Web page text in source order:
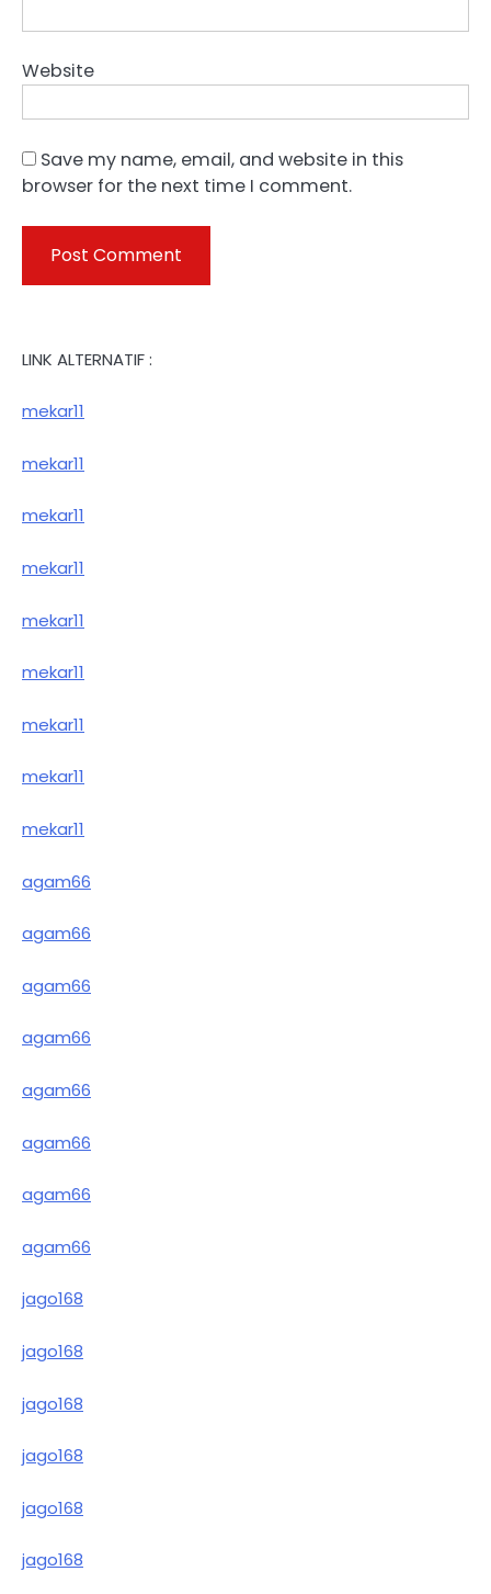
Website
Save my name, email, and website in this
browser for the next time I comment.
LINK ALTERNATIF :
mekar11
mekar11
mekar11
mekar11
mekar11
mekar11
mekar11
mekar11
mekar11
agam66
agam66
agam66
agam66
agam66
agam66
agam66
agam66
jago168
jago168
jago168
jago168
jago168
jago168